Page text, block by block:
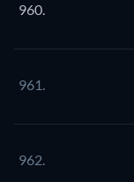
960.
961.
962.